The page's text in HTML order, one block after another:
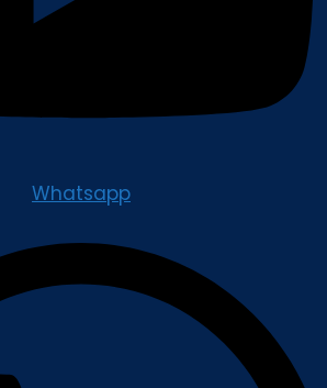
Whatsapp